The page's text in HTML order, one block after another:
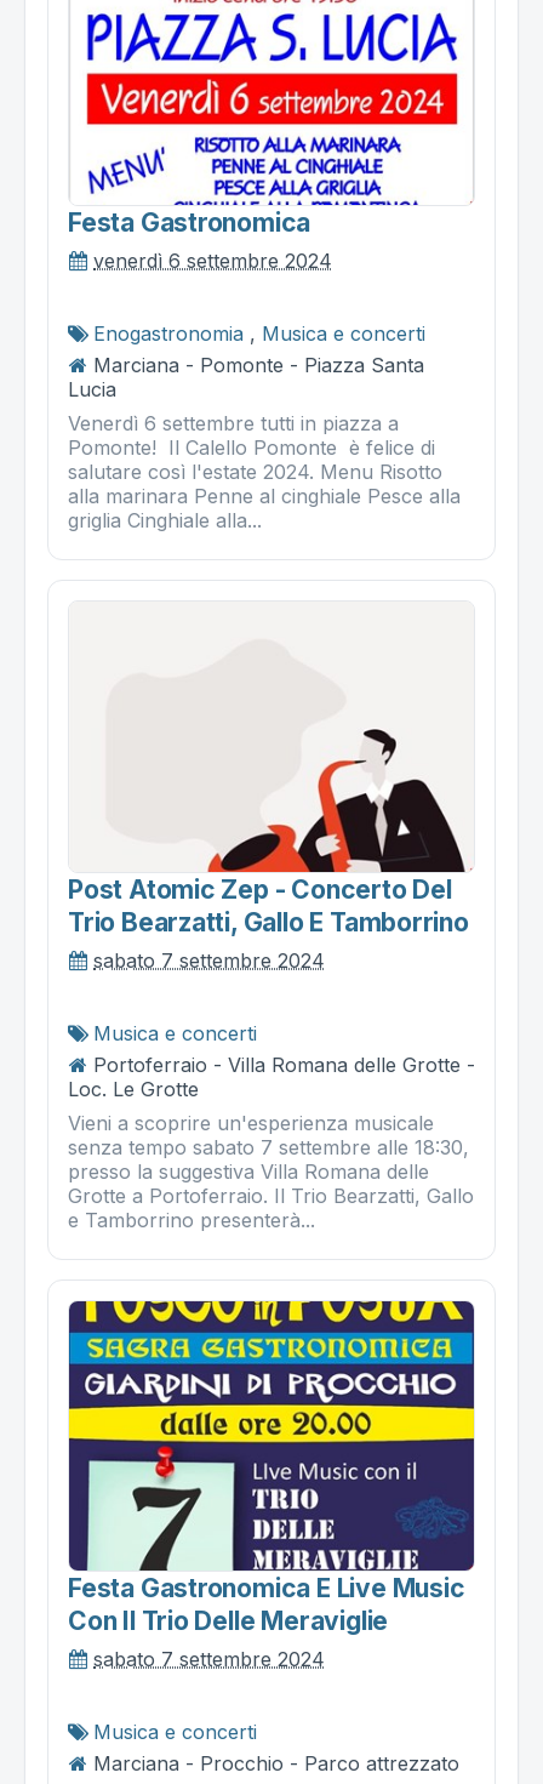
Festa Gastronomica
venerdì 6 settembre 2024
Enogastronomia , Musica e concerti
Marciana - Pomonte - Piazza Santa
Lucia
Venerdì 6 settembre tutti in piazza a
Pomonte! Il Calello Pomonte è felice di
salutare così l'estate 2024. Menu Risotto
alla marinara Penne al cinghiale Pesce alla
griglia Cinghiale alla...
Post Atomic Zep - Concerto Del
Trio Bearzatti, Gallo E Tamborrino
sabato 7 settembre 2024
Musica e concerti
Portoferraio - Villa Romana delle Grotte -
Loc. Le Grotte
Vieni a scoprire un'esperienza musicale
senza tempo sabato 7 settembre alle 18:30,
presso la suggestiva Villa Romana delle
Grotte a Portoferraio. Il Trio Bearzatti, Gallo
e Tamborrino presenterà...
Festa Gastronomica E Live Music
Con Il Trio Delle Meraviglie
sabato 7 settembre 2024
Musica e concerti
Marciana - Procchio - Parco attrezzato